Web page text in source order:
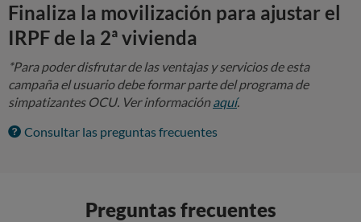
Finaliza la movilización para ajustar el
IRPF de la 2ª vivienda
*Para poder disfrutar de las ventajas y servicios de esta
campaña el usuario debe formar parte del programa de
simpatizantes OCU. Ver informaciónaquí.
Consultar las preguntas frecuentes
Preguntas frecuentes